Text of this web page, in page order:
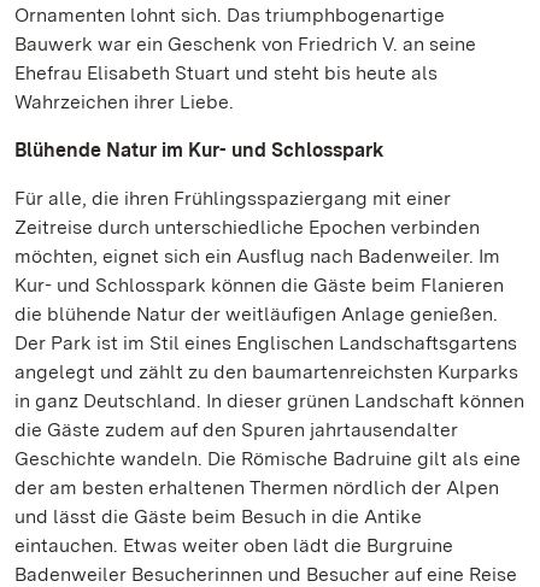
Ornamenten lohnt sich. Das triumphbogenartige
Bauwerk war ein Geschenk von Friedrich V. an seine
Ehefrau Elisabeth Stuart und steht bis heute als
Wahrzeichen ihrer Liebe.
Blühende Natur im Kur- und Schlosspark
Für alle, die ihren Frühlingsspaziergang mit einer
Zeitreise durch unterschiedliche Epochen verbinden
möchten, eignet sich ein Ausflug nach Badenweiler. Im
Kur- und Schlosspark können die Gäste beim Flanieren
die blühende Natur der weitläufigen Anlage genießen.
Der Park ist im Stil eines Englischen Landschaftsgartens
angelegt und zählt zu den baumartenreichsten Kurparks
in ganz Deutschland. In dieser grünen Landschaft können
die Gäste zudem auf den Spuren jahrtausendalter
Geschichte wandeln. Die Römische Badruine gilt als eine
der am besten erhaltenen Thermen nördlich der Alpen
und lässt die Gäste beim Besuch in die Antike
eintauchen. Etwas weiter oben lädt die Burgruine
Badenweiler Besucherinnen und Besucher auf eine Reise